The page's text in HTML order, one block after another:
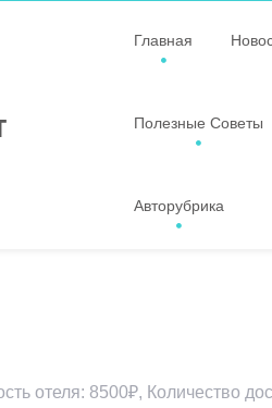
Главная
Полезные Советы
Авторубрика
отеля: 8500₽, Количество